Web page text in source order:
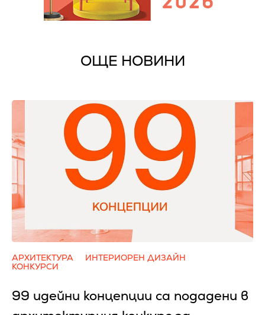
ОЩЕ НОВИНИ
АРХИТЕКТУРА
ИНТЕРИОРЕН ДИЗАЙН
КОНКУРСИ
99 идейни концепции са подадени в